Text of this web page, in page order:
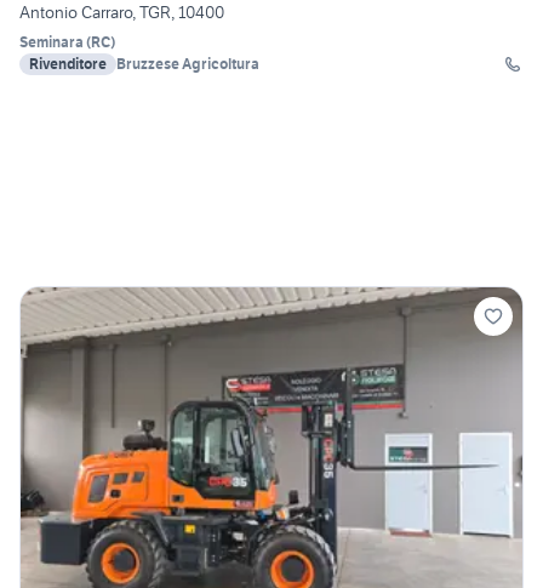
Antonio Carraro, TGR, 10400
Seminara (RC)
Rivenditore Bruzzese Agricoltura